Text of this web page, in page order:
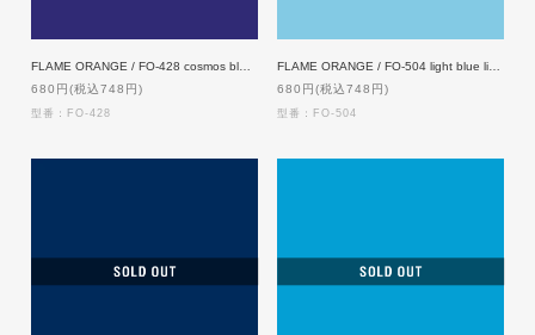
680円(税込748円)
型番：FO-428
680円(税込748円)
型番：FO-504